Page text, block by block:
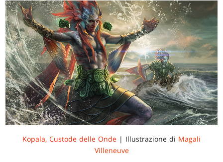
Kopala, Custode delle Onde | Illustrazione di Magali
Villeneuve